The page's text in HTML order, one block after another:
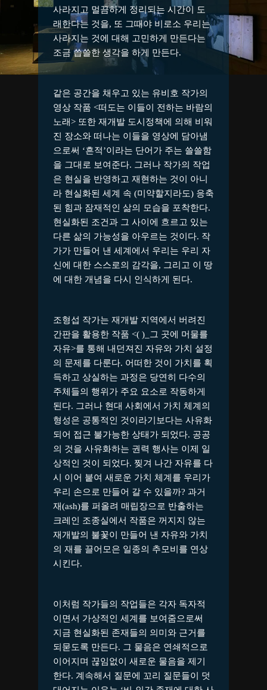
사라지고 멀끔하게 정리되는 시간이 도
래한다는 것을, 또 그때야 비로소 우리는
사라지는 것에 대해 고민하게 만든다는
조금 씁쓸한 생각을 하게 만든다.
같은 공간을 채우고 있는 유비호 작가의
영상 작품 <떠도는 이들이 전하는 바람의
노래> 또한 재개발 도시정책에 의해 비워
진 장소와 떠나는 이들을 영상에 담아냄
으로써 ‘흔적’이라는 단어가 주는 쓸쓸함
을 그대로 보여준다. 그러나 작가의 작업
은 현실을 반영하고 재현하는 것이 아니
라 현실화된 세계 속 (미약할지라도) 응축
된 힘과 잠재적인 삶의 모습을 포착한다.
현실화된 조건과 그 사이에 흐르고 있는
다른 삶의 가능성을 아우르는 것이다. 작
가가 만들어 낸 세계에서 우리는 우리 자
신에 대한 스스로의 감각을, 그리고 이 땅
에 대한 개념을 다시 인식하게 된다.
조형섭 작가는 재개발 지역에서 버려진
간판을 활용한 작품 <( )_그 곳에 머물를
자유>를 통해 내던져진 자유와 가치 설정
의 문제를 다룬다. 어떠한 것이 가치를 획
득하고 상실하는 과정은 당연히 다수의
주체들의 행위가 주요 요소로 작동하게
된다. 그러나 현대 사회에서 가치 체계의
형성은 공통적인 것이라기보다는 사유화
되어 접근 불가능한 상태가 되었다. 공공
의 것을 사유화하는 권력 행사는 이제 일
상적인 것이 되었다. 찢겨 나간 자유를 다
시 이어 붙여 새로운 가치 체계를 우리가
우리 손으로 만들어 갈 수 있을까? 과거
재(ash)를 퍼올려 매립장으로 반출하는
크레인 조종실에서 작품은 꺼지지 않는
재개발의 불꽃이 만들어 낸 자유와 가치
의 재를 끌어모은 일종의 추모비를 연상
시킨다.
이처럼 작가들의 작업들은 각자 독자적
이면서 가상적인 세계를 보여줌으로써
지금 현실화된 존재들의 의미와 근거를
되묻도록 만든다. 그 물음은 연쇄적으로
이어지며 끊임없이 새로운 물음을 제기
한다. 계속해서 질문에 꼬리 질문들이 덧